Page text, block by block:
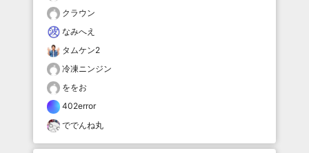
クラウン
なみへえ
タムケン2
冷凍ニンジン
ををお
402error
ででんね丸